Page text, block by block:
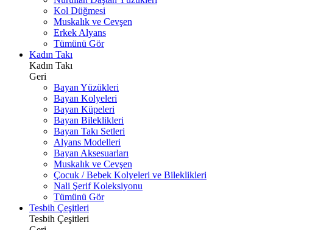
Kol Düğmesi
Muskalık ve Cevşen
Erkek Alyans
Tümünü Gör
Kadın Takı
Kadın Takı
Geri
Bayan Yüzükleri
Bayan Kolyeleri
Bayan Küpeleri
Bayan Bileklikleri
Bayan Takı Setleri
Alyans Modelleri
Bayan Aksesuarları
Muskalık ve Cevşen
Çocuk / Bebek Kolyeleri ve Bileklikleri
Nali Şerif Koleksiyonu
Tümünü Gör
Tesbih Çeşitleri
Tesbih Çeşitleri